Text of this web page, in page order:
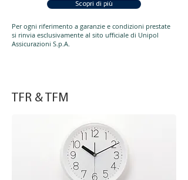
Scopri di più
Per ogni riferimento a garanzie e condizioni prestate
si rinvia esclusivamente al sito ufficiale di Unipol
Assicurazioni S.p.A.
TFR & TFM